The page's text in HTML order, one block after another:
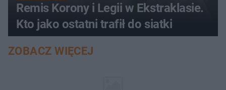
Remis Korony i Legii w Ekstraklasie.
Kto jako ostatni trafił do siatki
ZOBACZ WIĘCEJ